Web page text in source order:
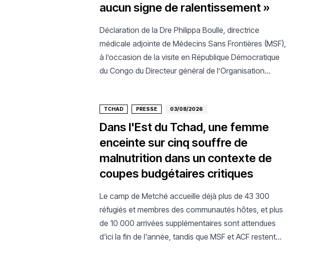
aucun signe de ralentissement »
Déclaration de la Dre Philippa Boulle, directrice
médicale adjointe de Médecins Sans Frontières (MSF),
à l’occasion de la visite en République Démocratique
du Congo du Directeur général de l’Organisation
TCHAD PRESSE 03/08/2026
Dans l'Est du Tchad, une femme
enceinte sur cinq souffre de
malnutrition dans un contexte de
coupes budgétaires critiques
Le camp de Metché accueille déjà plus de 43 300
réfugiés et membres des communautés hôtes, et plus
de 10 000 arrivées supplémentaires sont attendues
d'ici la fin de l'année, tandis que MSF et ACF restent